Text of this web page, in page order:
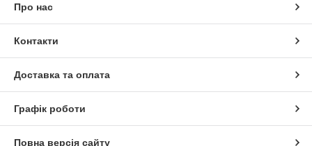
Про нас
Контакти
Доставка та оплата
Графік роботи
Повна версія сайту